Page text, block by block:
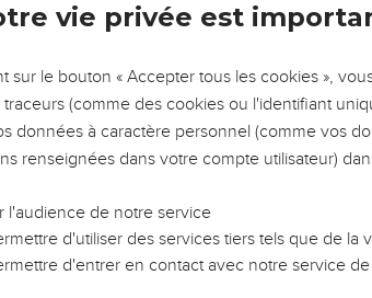
DE L’ANNÉE !
ÉVITER LES VOTRES ?
leur impact, leur foi ou leur vision. Mais on voit
qu'ils ont traversés, alors même que ce sont
et responsables reviennent sur les erreurs
avancer avec plus de sagesse afin que leurs erreurs
un ministère, une équipe, un groupe ou une famille,
vie privée est
sur le bouton « Accepter tous les cookies »,
traceurs (comme des cookies ou l'identifiant
données à caractère personnel (comme vos
renseignées dans votre compte utilisateur)
l'audience de notre service
d'utiliser des services tiers tels que de la
d'entrer en contact avec notre service